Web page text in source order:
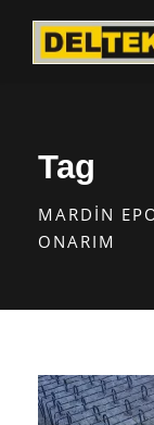
Tag
MARDIN
ONARIM